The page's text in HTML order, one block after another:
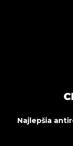
Najlepšia